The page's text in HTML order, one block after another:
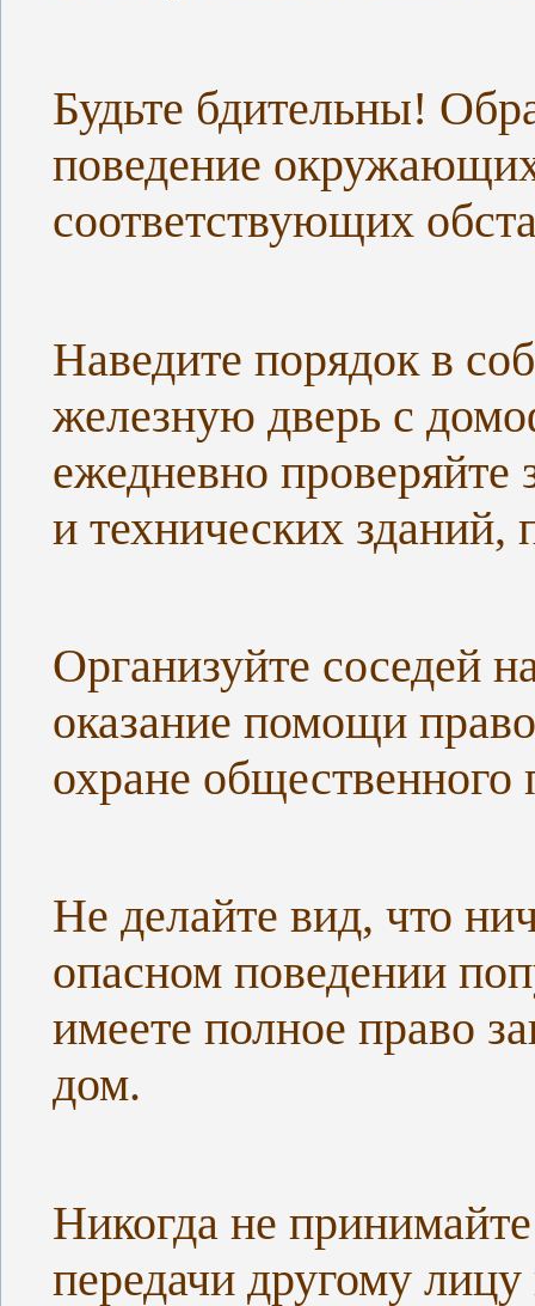
Будьте бдительны!
поведение
соответствующих
Наведите порядок в
железную дверь с
ежедневно проверяйте
и технических
Организуйте соседей
оказание помощи
охране общественного
Не делайте вид, что
опасном поведении
имеете полное право
дом.
Никогда не
передачи другому